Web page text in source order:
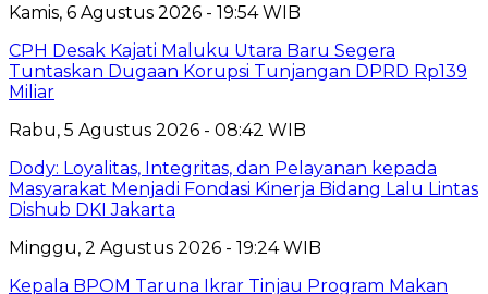
Kamis, 6 Agustus 2026 - 19:54 WIB
CPH Desak Kajati Maluku Utara Baru Segera
Tuntaskan Dugaan Korupsi Tunjangan DPRD Rp139
Miliar
Rabu, 5 Agustus 2026 - 08:42 WIB
Dody: Loyalitas, Integritas, dan Pelayanan kepada
Masyarakat Menjadi Fondasi Kinerja Bidang Lalu Lintas
Dishub DKI Jakarta
Minggu, 2 Agustus 2026 - 19:24 WIB
Kepala BPOM Taruna Ikrar Tinjau Program Makan